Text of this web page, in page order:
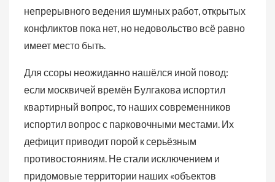
непрерывного ведения шумных работ, открытых
конфликтов пока нет, но недовольство всё равно
имеет место быть.
Для ссоры неожиданно нашёлся иной повод:
если москвичей времён Булгакова испортил
квартирный вопрос, то наших современников
испортил вопрос с парковочными местами. Их
дефицит приводит порой к серьёзным
противостояниям. Не стали исключением и
придомовые территории наших «объектов